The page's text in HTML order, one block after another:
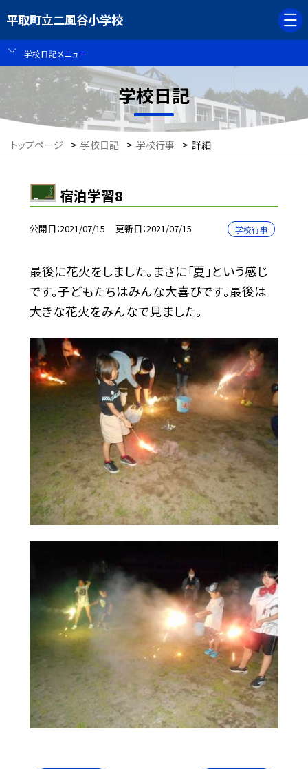
平取町立二風谷小学校
学校日記メニュー
学校日記
トップページ > 学校日記 > 学校行事 > 詳細
宿泊学習8
公開日 2021/07/15 更新日 2021/07/15 学校行事
最後に花火をしました。まさに「夏」という感じ
です。子どもたちはみんな大喜びです。最後は
大きな花火をみんなで見ました。